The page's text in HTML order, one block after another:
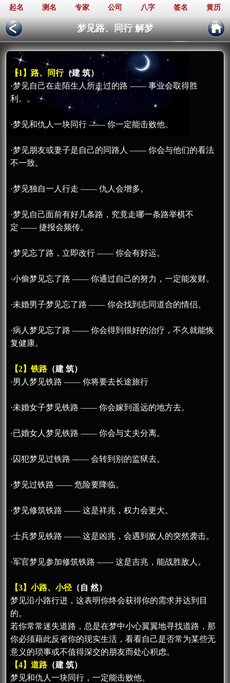
起名 测名 专家 公司 八字 签名 黄历
梦见路、同行 解梦
【1】路、同行（建 筑）
·梦见自己在走陌生人所走过的路 —— 事业会取得胜
利。。
·梦见和仇人一块同行 —— 你一定能击败他。
·梦见朋友或妻子是自己的同路人 —— 你会与他们的看法
不一致。
·梦见独自一人行走 —— 仇人会增多。
·梦见自己面前有好几条路，究竟走哪一条路举棋不
定 —— 捷报会频传。
·梦见忘了路，立即改行 —— 你会有好运。
·小偷梦见忘了路 —— 你通过自己的努力，一定能发财。
·未婚男子梦见忘了路 —— 你会找到志同道合的情侣。
·病人梦见忘了路 —— 你会得到很好的治疗，不久就能恢
复健康。
【2】铁路 （建 筑）
·男人梦见铁路 —— 你将要去长途旅行
·未婚女子梦见铁路 —— 你会嫁到遥远的地方去。
·已婚女人梦见铁路 —— 你会与丈夫分离。
·囚犯梦见过铁路 —— 会转到别的监狱去。
·梦见过铁路 —— 危险要降临。
·梦见修筑铁路 —— 这是祥兆，权力会更大。
·士兵梦见铁路 —— 这是凶兆，会遇到敌人的突然袭击。
·军官梦见参加修筑铁路 —— 这是吉兆，能战胜敌人。
【3】小路、小径 （自 然）
梦见沿小路行进，这表明你终会获得你的需求并达到目
的。
若你常常迷失道路，总是在梦中小心翼翼地寻找道路，那
你必须藉此反省你的现实生活，看看自己是否常为某些无
意义的琐事或不值得深交的朋友而处心积虑。
【4】道路 （建 筑）
梦见和仇人一块同行，一定能击败他。